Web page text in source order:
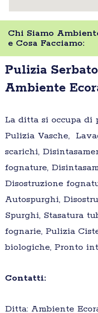
Chi Siamo
e Cosa Facciamo:
Pulizia
Ambiente
La ditta si occupa di
Pulizia Vasche,
scarichi,
fognature,
Disostruzione
Autospurghi,
Spurghi, Stasatura
fognarie, Pulizia
biologiche, Pronto
Contatti:
Ditta: Ambiente